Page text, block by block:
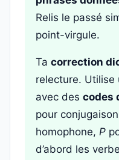
Relis le passé
point-virgule.
Ta correction
relecture. Utilise
avec des codes
pour
homophone, P
d’abord les